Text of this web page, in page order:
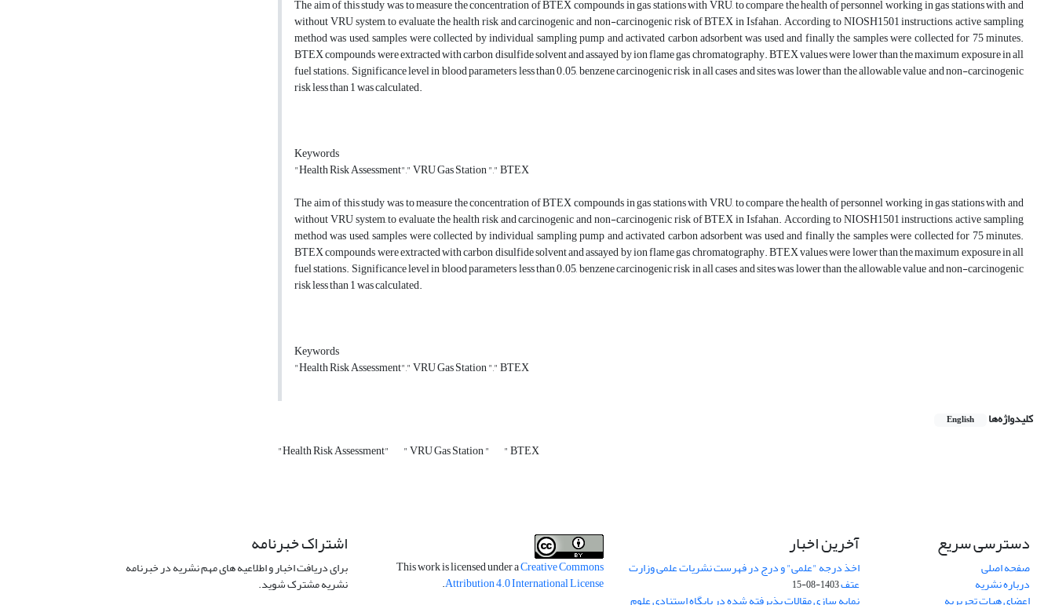
The aim of this study was to measure the concentration of BTEX compounds in gas stations with VRU, to compare the health of personnel working in gas stations with and
without VRU system, to evaluate the health risk and carcinogenic and non-carcinogenic risk of BTEX in Isfahan. According to NIOSH1501 instructions, active sampling
method was used, samples were collected by individual sampling pump and activated carbon adsorbent was used and finally the samples were collected for 75 minutes.
BTEX compounds were extracted with carbon disulfide solvent and assayed by ion flame gas chromatography. BTEX values were lower than the maximum exposure in all
fuel stations. Significance level in blood parameters less than 0.05, benzene carcinogenic risk in all cases and sites was lower than the allowable value and non-carcinogenic
risk less than 1 was calculated.
Keywords
"Health Risk Assessment"," VRU Gas Station "," BTEX
The aim of this study was to measure the concentration of BTEX compounds in gas stations with VRU, to compare the health of personnel working in gas stations with and
without VRU system, to evaluate the health risk and carcinogenic and non-carcinogenic risk of BTEX in Isfahan. According to NIOSH1501 instructions, active sampling
method was used, samples were collected by individual sampling pump and activated carbon adsorbent was used and finally the samples were collected for 75 minutes.
BTEX compounds were extracted with carbon disulfide solvent and assayed by ion flame gas chromatography. BTEX values were lower than the maximum exposure in all
fuel stations. Significance level in blood parameters less than 0.05, benzene carcinogenic risk in all cases and sites was lower than the allowable value and non-carcinogenic
risk less than 1 was calculated.
Keywords
"Health Risk Assessment"," VRU Gas Station "," BTEX
کلیدواژه‌ها English
"Health Risk Assessment" " VRU Gas Station " " BTEX
دسترسی سریع
صفحه اصلی
درباره نشریه
آخرین اخبار
اخذ درجه "علمی" و درج در فهرست نشریات علمی وزارت
عتف1403-08-15
This work is licensed under aCreative Commons
Attribution 4.0 International License
.
اشتراک خبرنامه
برای دریافت اخبار و اطلاعیه های مهم نشریه در خبرنامه
نشریه مشترک شوید.